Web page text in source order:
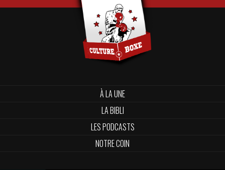
À LA UNE
LA BIBLI
LES PODCASTS
NOTRE COIN